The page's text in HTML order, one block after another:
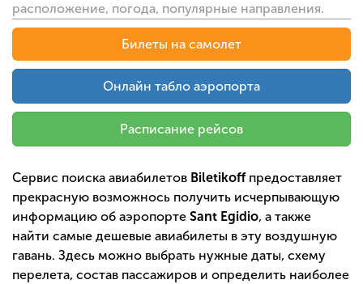
расположение, погода, популярные направления.
Билеты на самолет
Онлайн табло аэропорта
Расписание рейсов
Сервис поиска авиабилетов Biletikoffпредоставляет
прекрасную возможнось получить исчерпывающую
информацию об аэропорте Sant Egidio, а также
найти самые дешевые авиабилеты в эту воздушную
гавань. Здесь можно выбрать нужные даты, схему
перелета, состав пассажиров и определить наиболее